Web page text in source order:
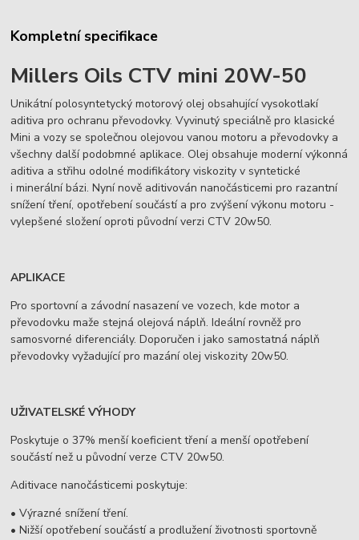
Kompletní specifikace
Millers Oils CTV mini 20W-50
Unikátní polosyntetycký motorový olej obsahující vysokotlakí
aditiva pro ochranu převodovky. Vyvinutý speciálně pro klasické
Mini a vozy se společnou olejovou vanou motoru a převodovky a
všechny další podobmné aplikace. Olej obsahuje moderní výkonná
aditiva a střihu odolné modifikátory viskozity v syntetické
i minerální bázi. Nyní nově aditivován nanočásticemi pro razantní
snížení tření, opotřebení součástí a pro zvýšení výkonu motoru -
vylepšené složení oproti původní verzi CTV 20w50.
APLIKACE
Pro sportovní a závodní nasazení ve vozech, kde motor a
převodovku maže stejná olejová náplň. Ideální rovněž pro
samosvorné diferenciály. Doporučen i jako samostatná náplň
převodovky vyžadující pro mazání olej viskozity 20w50.
UŽIVATELSKÉ VÝHODY
Poskytuje o 37% menší koeficient tření a menší opotřebení
součástí než u původní verze CTV 20w50.
Aditivace nanočásticemi poskytuje:
• Výrazné snížení tření.
• Nižší opotřebení součástí a prodlužení životnosti sportovně